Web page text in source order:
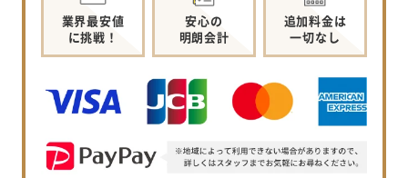
業界最安値
に挑戦！
安心の
明朗会計
追加料金は
一切なし